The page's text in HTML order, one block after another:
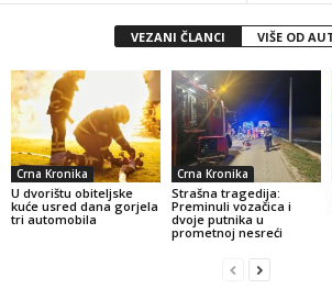
VEZANI ČLANCI VIŠE OD
Crna Kronika
U dvorištu obiteljske
kuće usred dana gorjela
tri automobila
Crna Kronika
Strašna tragedija:
Preminuli vozačica i
dvoje putnika u
prometnoj nesreći